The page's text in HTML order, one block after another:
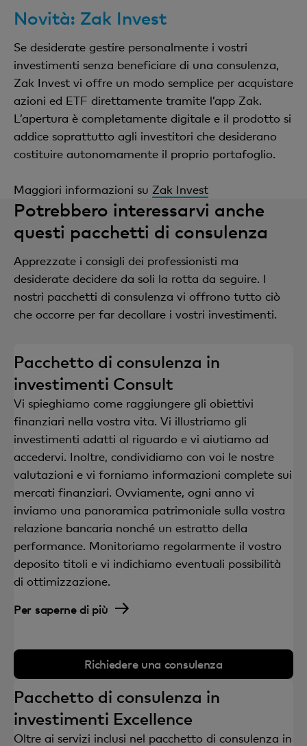
Banca Cler oppure
Zak Invest
EasyTrading della Banca Cler: effettuate
negoziazioni in autonomia nel Digital Banking
della Banca Cler e beneficiate sempre della
possibilità di passare a un pacchetto di
consulenza.
Zak Invest: effettuate negoziazioni in
nell'app Zak.
Richiedere una consulenza
gestione patrimoniale della Banca Cler.
patrimonio viene collocato prevalentemente in
nazionale, con un chiaro orientamento al mercato
domestico. Se apprezzate la possibilità di ottenere
profitti regolari, il mandato
«Focus Dividendi
Svizzera» può essere la scelta adatta a voi:
nell’ambito di questa formula puntiamo su aziende
distribuzione di dividendi solida.
Non sapete identificare quale sia il mandato più
lieti di riservarvi del tempo per un colloquio
Novità: Zak Invest
Se desiderate gestire personalmente i vostri
investimenti senza beneficiare di una consulenza,
Zak Invest vi offre un modo semplice per acquistare
azioni ed ETF direttamente tramite l’app Zak.
L’apertura è completamente digitale e il prodotto si
addice soprattutto agli investitori che desiderano
costituire autonomamente il proprio portafoglio.
Maggiori informazioni su Zak Invest
Potrebbero interessarvi anche
questi pacchetti di consulenza
Apprezzate i consigli dei professionisti ma
desiderate decidere da soli la rotta da seguire. I
nostri pacchetti di consulenza vi offrono tutto ciò
che occorre per far decollare i vostri investimenti.
Pacchetto di consulenza in
investimenti Consult
Vi spieghiamo come raggiungere gli obiettivi
finanziari nella vostra vita. Vi illustriamo gli
investimenti adatti al riguardo e vi aiutiamo ad
accedervi. Inoltre, condividiamo con voi le nostre
valutazioni e vi forniamo informazioni complete sui
mercati finanziari. Ovviamente, ogni anno vi
inviamo una panoramica patrimoniale sulla vostra
relazione bancaria nonché un estratto della
performance. Monitoriamo regolarmente il vostro
deposito titoli e vi indichiamo eventuali possibilità
di ottimizzazione.
Per saperne di più
Richiedere una consulenza
Pacchetto di consulenza in
investimenti Excellence
Oltre ai servizi inclusi nel pacchetto di consulenza in